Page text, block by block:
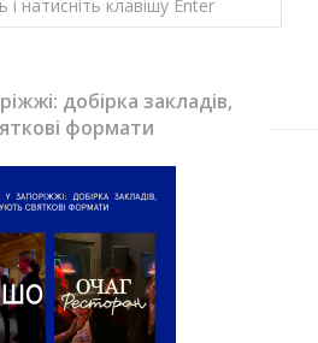
добірка закладів,
формати